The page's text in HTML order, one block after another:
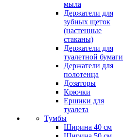
мыла
Держатели для
зубных щеток
(настенные
стаканы)
Держатели для
туалетной бумаги
Держатели для
полотенца
Дозаторы
Крючки
Ершики для
туалета
Тумбы
Ширина 40 см